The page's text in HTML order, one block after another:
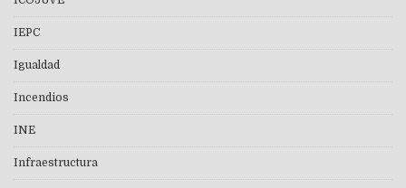
IEPC
Igualdad
Incendios
INE
Infraestructura